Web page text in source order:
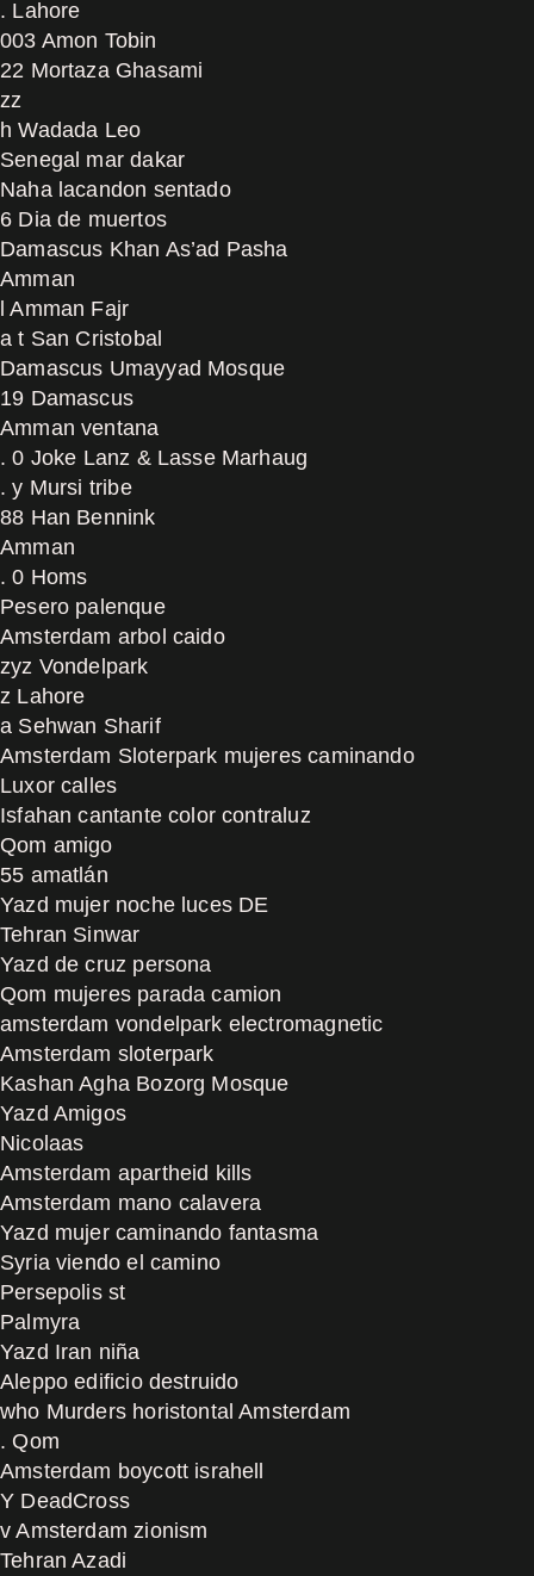
. Lahore
003 Amon Tobin
22 Mortaza Ghasami
zz
h Wadada Leo
Senegal mar dakar
Naha lacandon sentado
6 Dia de muertos
Damascus Khan As’ad Pasha
Amman
l Amman Fajr
a t San Cristobal
Damascus Umayyad Mosque
19 Damascus
Amman ventana
. 0 Joke Lanz & Lasse Marhaug
. y Mursi tribe
88 Han Bennink
Amman
. 0 Homs
Pesero palenque
Amsterdam arbol caido
zyz Vondelpark
z Lahore
a Sehwan Sharif
Amsterdam Sloterpark mujeres caminando
Luxor calles
Isfahan cantante color contraluz
Qom amigo
55 amatlán
Yazd mujer noche luces DE
Tehran Sinwar
Yazd de cruz persona
Qom mujeres parada camion
amsterdam vondelpark electromagnetic
Amsterdam sloterpark
Kashan Agha Bozorg Mosque
Yazd Amigos
Nicolaas
Amsterdam apartheid kills
Amsterdam mano calavera
Yazd mujer caminando fantasma
Syria viendo el camino
Persepolis st
Palmyra
Yazd Iran niña
Aleppo edificio destruido
who Murders horistontal Amsterdam
. Qom
Amsterdam boycott israhell
Y DeadCross
v Amsterdam zionism
Tehran Azadi